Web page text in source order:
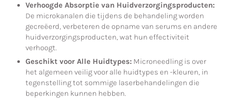
Verhoogde Absorptie van Huidverzorgingsproducten:
De microkanalen die tijdens de behandeling worden
gecreëerd, verbeteren de opname van serums en andere
huidverzorgingsproducten, wat hun effectiviteit
verhoogt.
Geschikt voor Alle Huidtypes: Microneedling is over
het algemeen veilig voor alle huidtypes en -kleuren, in
tegenstelling tot sommige laserbehandelingen die
beperkingen kunnen hebben.